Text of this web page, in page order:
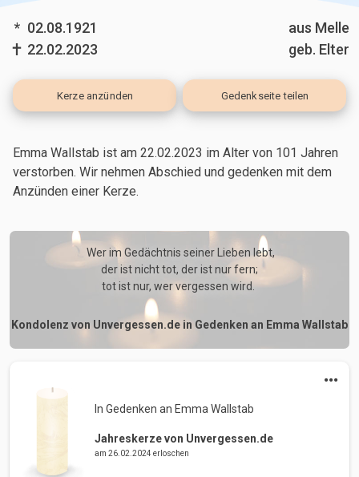
* 02.08.1921
22.02.2023
aus Melle
geb. Elter
Kerze anzünden Gedenkseite teilen
Emma Wallstab ist am 22.02.2023 im Alter von 101 Jahren
verstorben. Wir nehmen Abschied und gedenken mit dem
Anzünden einer Kerze.
Wer im Gedächtnis seiner Lieben lebt,
der ist nicht tot, der ist nur fern;
tot ist nur, wer vergessen wird.
Kondolenz von Unvergessen.de in Gedenken an Emma Wallstab
In Gedenken an Emma Wallstab
Jahreskerze von Unvergessen.de
am 26.02.2024 erloschen